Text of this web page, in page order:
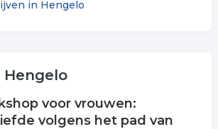
in Hengelo
Hengelo
voor vrouwen:
volgens het pad van